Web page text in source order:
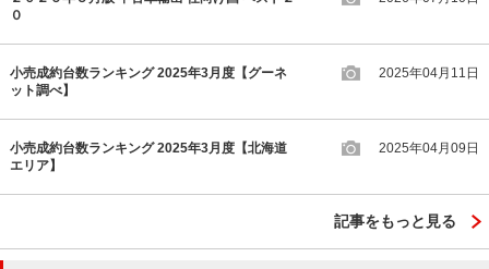
０
小売成約台数ランキング 2025年3月度【グーネ
ット調べ】
2025年04月11日
小売成約台数ランキング 2025年3月度【北海道
エリア】
2025年04月09日
記事をもっと見る